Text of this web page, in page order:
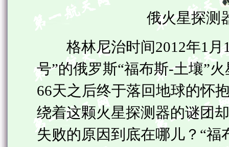
俄火星探测
格林尼治时间2012年1月
号”的俄罗斯“福布斯-土壤”
66天之后终于落回地球的怀
绕着这颗火星探测器的谜团
失败的原因到底在哪儿？“福